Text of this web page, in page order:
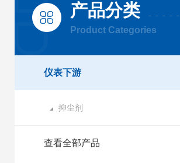
产品分类
Product Categories
仪表下游
抑尘剂
查看全部产品